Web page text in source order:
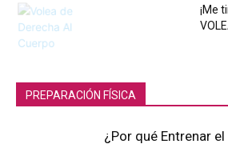
¡Me
PREPARACIÓN FÍSICA
¿Por qué Entrenar